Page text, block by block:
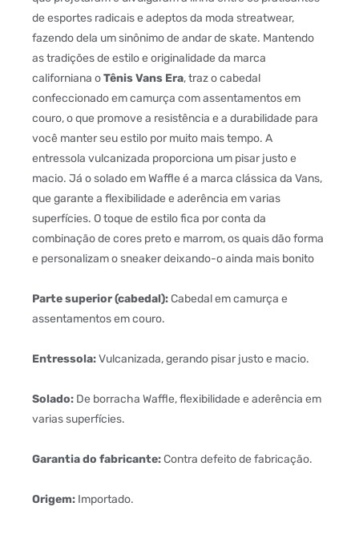
de esportes radicais e adeptos da moda streatwear,
fazendo dela um sinônimo de andar de skate. Mantendo
as tradições de estilo e originalidade da marca
californiana oTênis Vans Era, traz o cabedal
confeccionado em camurça com assentamentos em
couro, o que promove a resistência e a durabilidade para
você manter seu estilo por muito mais tempo. A
entressola vulcanizada proporciona um pisar justo e
macio. Já o solado em Waffle é a marca clássica da Vans,
que garante a flexibilidade e aderência em varias
superfícies. O toque de estilo fica por conta da
combinação de cores preto e marrom, os quais dão forma
e personalizam o sneaker deixando-o ainda mais bonito
Parte superior (cabedal):Cabedal em camurça e
assentamentos em couro.
Entressola:Vulcanizada, gerando pisar justo e macio.
Solado: De borracha Waffle, flexibilidade e aderência em
varias superfícies.
Garantia do fabricante:Contra defeito de fabricação.
Origem: Importado.